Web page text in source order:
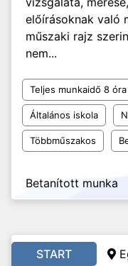
előírásoknak való
műszaki rajz
nem...
Teljes munkaidő 8 óra
Általános iskola
Többműszakos
Betanított munka
START